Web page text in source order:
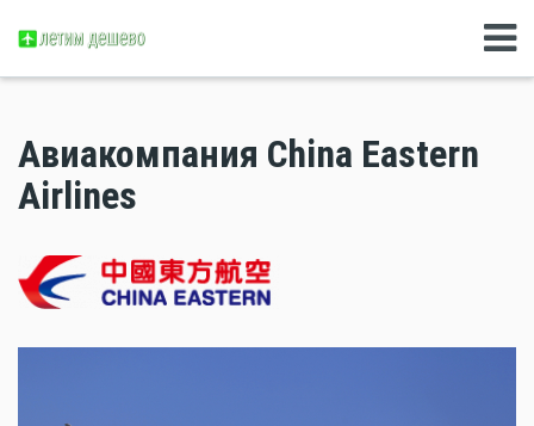
Авиакомпания China Eastern
Airlines